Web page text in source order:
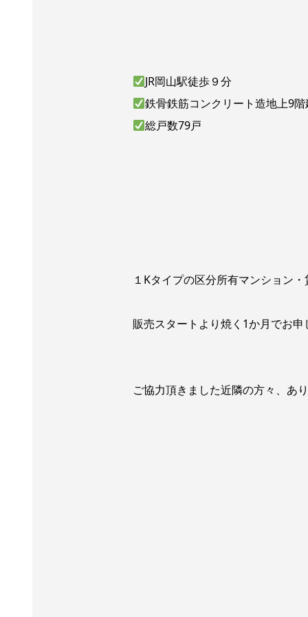
JR岡山駅徒歩９分
鉄骨鉄筋コンクリート造地上9
総戸数79戸
１Kタイプの区分所有マンション
販売スタートより焼く1か月でお
ご協力頂きました近隣の方々、あ